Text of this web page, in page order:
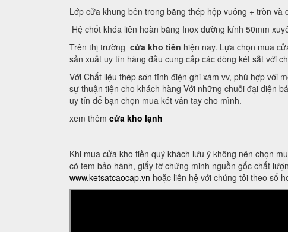
Lớp cửa khung bên trong bằng thép hộp vuông + tròn và
Hệ chốt khóa liên hoàn bằng Inox đường kính 50mm
Trên thị trường cửa kho tiền hiện nay. Lựa chọn mua
sản xuất uy tín hàng đầu cung cấp các dòng két sắt với
Với Chất liệu thép sơn tĩnh điện ghi xám vv, phù hợp với
sự thuận tiện cho khách hàng Với những chuỗi đại diện
uy tín để bạn chọn mua két vân tay cho mình.
xem thêm cửa kho lạnh
Khi mua cửa kho tiền quý khách lưu ý không nên chọn
có tem bảo hành, giấy tờ chứng minh nguồn gốc chất
www.ketsatcaocap.vn hoặc liên hệ với chúng tôi theo số